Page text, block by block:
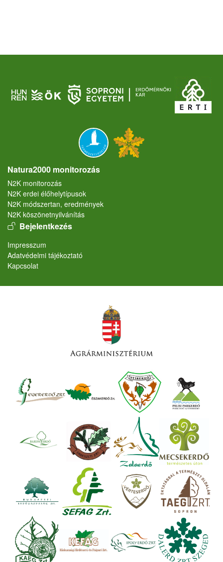
Natura2000 monitorozás
N2K monitorozás
N2K erdei élőhelytípusok
N2K módszertan, eredmények
N2K köszönetnyilvánítás
User account menu
Bejelentkezés
Lábléc
Impresszum
Adatvédelmi tájékoztató
Kapcsolat